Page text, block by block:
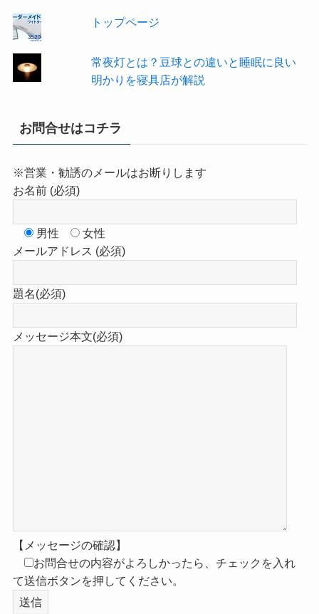
トップページ
常夜灯とは？豆球との違いと睡眠に良い
明かりを寝具店が解説
お問合せはコチラ
※営業・勧誘のメールはお断りします
お名前 (必須)
男性
女性
メールアドレス (必須)
題名(必須)
メッセージ本文(必須)
【メッセージの確認】
お問合せの内容がよろしかったら、チェックを入れ
て送信ボタンを押してください。